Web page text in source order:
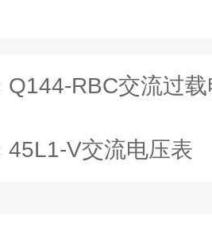
Q144-RBC交流过
45L1-V交流电压表